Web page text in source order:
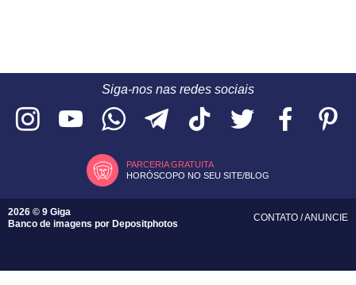
Siga-nos nas redes sociais
PARCERIA GRATUITA
HORÓSCOPO NO SEU SITE/BLOG
2026 © 9 Giga
Banco de imagens por Depositphotos
CONTATO /ANUNCIE